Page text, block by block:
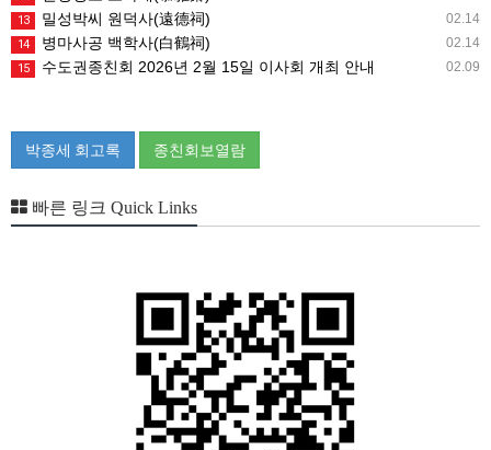
02.14
13 밀성박씨 원덕사(遠德祠)
02.14
14 병마사공 백학사(白鶴祠)
02.09
15 수도권종친회 2026년 2월 15일 이사회 개최 안내
박종세 회고록 종친회보열람
빠른 링크 Quick Links